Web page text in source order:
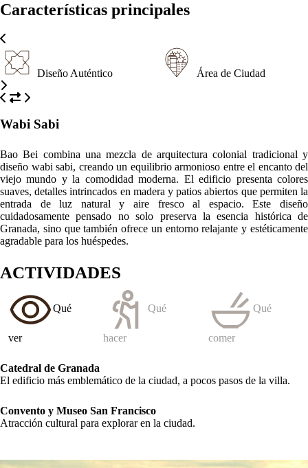
Catedral de Granada
El edificio más emblemático de la ciudad, a pocos pasos de la villa.
Convento y Museo San Francisco